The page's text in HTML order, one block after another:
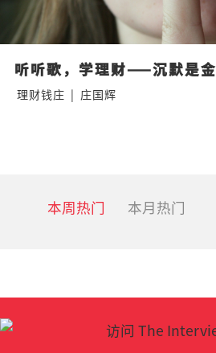
听听歌，学理财——沉默是金
理财钱庄 | 庄国辉
本周热门 本月热门